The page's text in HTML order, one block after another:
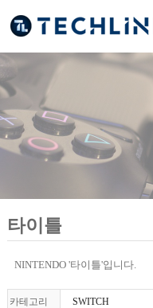
타이틀
NINTENDO '타이틀'입니다.
카테고리 SWITCH